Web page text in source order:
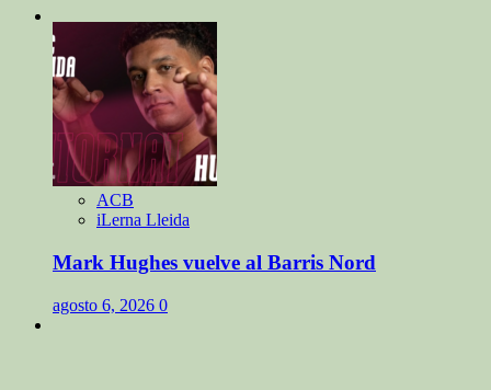
ACB
iLerna Lleida
Mark Hughes vuelve al Barris Nord
agosto 6, 2026 0